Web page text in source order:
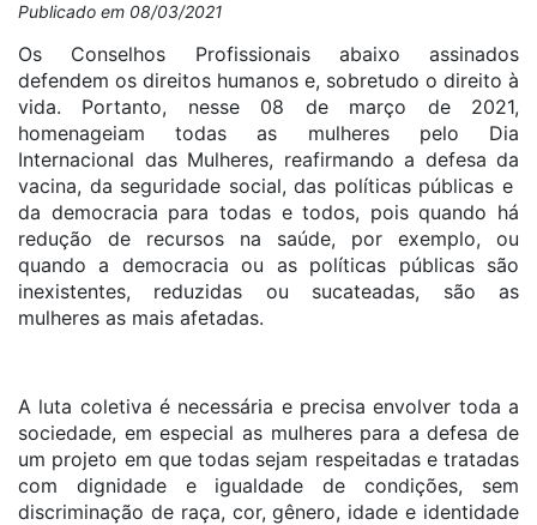
Publicado em 08/03/2021
Os Conselhos Profissionais abaixo assinados
defendem os direitos humanos e, sobretudo o direito à
vida. Portanto, nesse 08 de março de 2021,
homenageiam todas as mulheres pelo Dia
Internacional das Mulheres, reafirmando a defesa da
vacina, da seguridade social, das políticas públicas e
da democracia para todas e todos, pois quando há
redução de recursos na saúde, por exemplo, ou
quando a democracia ou as políticas públicas são
inexistentes, reduzidas ou sucateadas, são as
mulheres as mais afetadas.
A luta coletiva é necessária e precisa envolver toda a
sociedade, em especial as mulheres para a defesa de
um projeto em que todas sejam respeitadas e tratadas
com dignidade e igualdade de condições, sem
discriminação de raça, cor, gênero, idade e identidade